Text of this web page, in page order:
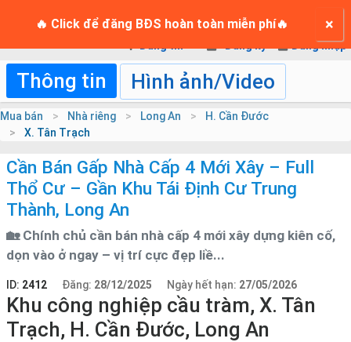
🔥 Click để đăng BĐS hoàn toàn miễn phí🔥 ×
Đăng nhập
Login
Mua bán Nhà riêng Long An
H. Cần Đước
X. Tân Trạch
Cần Bán Gấp Nhà Cấp 4 Mới Xây – Full
Thổ Cư – Gần Khu Tái Định Cư Trung
Thành, Long An
🏡 Chính chủ cần bán nhà cấp 4 mới xây dựng kiên cố,
dọn vào ở ngay – vị trí cực đẹp liề...
ID: 2412 Đăng: 28/12/2025 Ngày hết hạn: 27/05/2026
Khu công nghiệp cầu tràm, X. Tân
Trạch, H. Cần Đước, Long An
Thông tin Hình ảnh/Video